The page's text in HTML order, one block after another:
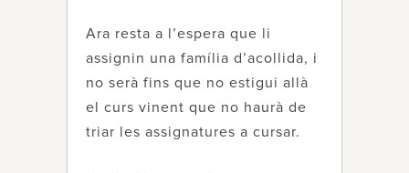
Ara resta a l’espera que li
assignin una família d’acollida, i
no serà fins que no estigui allà
el curs vinent que no haurà de
triar les assignatures a cursar.